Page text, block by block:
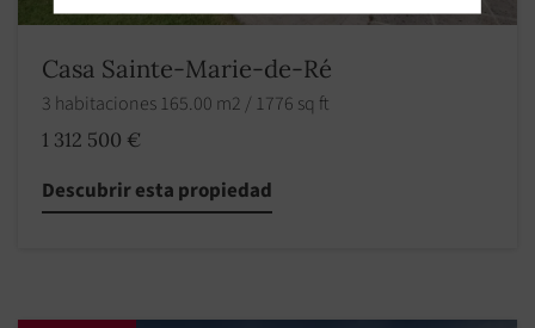
Casa Sainte-Marie-de-Ré
3 habitaciones 165.00 m2 / 1776 sq ft
1 312 500 €
Descubrir esta propiedad